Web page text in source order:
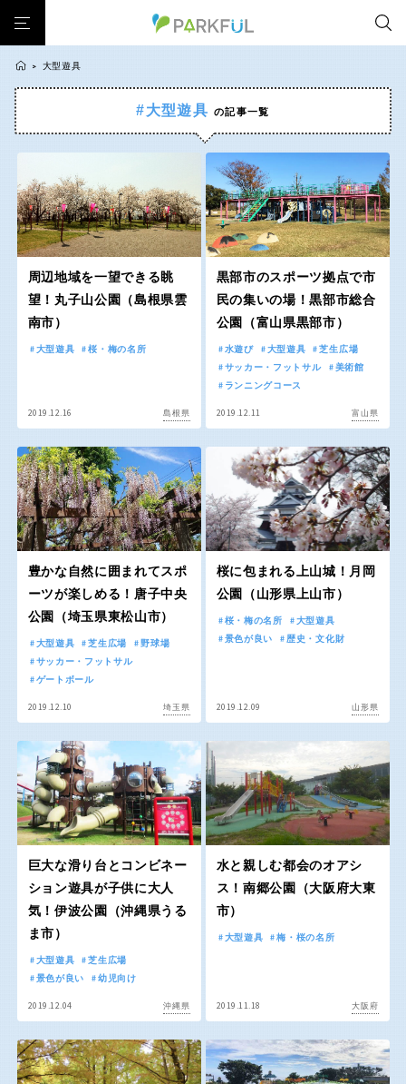
大型遊具
自然が豊か 梅・桜の名所 景色が良い 水遊び
テニスコート 野球場 紅葉の名所 バーベキュー
カフェ・レストラン サッカー・フットサル ランニングコース
動物園・ふれあい 歴史・文化財 日本庭園 紅葉の美しい公園
さくら名所100公園 屋内遊び場 アスレチックコース
バスケットボール 彫刻・アート 桜・梅の名所 コトブキ事例
洋式庭園 ローラー滑り台 植物園 夜景スポット
花の名所 プレーパーク 公園グルメ 美術館
花菖蒲 キャンプ場
バスケットゴール ふわふわドーム 健康遊具
交通公園
地域で探す
北海道 青森
岩手 宮城
秋田 山形
関東
茨城 栃木
群馬 埼玉
千葉 東京
甲信越・東海・北陸
新潟 富山
石川 福井
山梨
岐阜
幼児向け
自然が豊か 梅・桜の名所
景色が良い 水遊び
テニスコート 野球場
カフェ・レストラン サッカー・フットサル
ランニングコース 動物園・ふれあい
歴史・文化財 日本庭園
さくら名所100公園
屋内遊び場 アスレチックコース
桜・梅の名所 コトブキ事例
洋式庭園 ドッグラン
ローラー滑り台 植物園
夜景スポット Pickup
花の名所 プレーパーク
公園グルメ 美術館
花菖蒲
バスケットゴール ふわふわドーム
健康遊具 ゲートボール
スケートパーク ライトアップ
イルミネーション イベント
交通公園
地域で探す
> 大型遊具
#大型遊具 の記事一覧
周辺地域を一望できる眺
望！丸子山公園（島根県雲
南市）
大型遊具 桜・梅の名所
2019.12.16 島根県
黒部市のスポーツ拠点で市
民の集いの場！黒部市総合
公園（富山県黒部市）
水遊び 大型遊具
芝生広場
サッカー・フットサル
美術館
ランニングコース
2019.12.11 富山県
豊かな自然に囲まれてスポ
ーツが楽しめる！唐子中央
公園（埼玉県東松山市）
大型遊具 芝生広場
野球場
サッカー・フットサル
ゲートボール
2019.12.10 埼玉県
桜に包まれる上山城！月岡
公園（山形県上山市）
桜・梅の名所
大型遊具
景色が良い
歴史・文化財
2019.12.09 山形県
巨大な滑り台とコンビネー
ション遊具が子供に大人
気！伊波公園（沖縄県うる
ま市）
大型遊具
芝生広場
景色が良い
幼児向け
2019.12.04 沖縄県
水と親しむ都会のオアシ
ス！南郷公園（大阪府大東
市）
大型遊具 梅・桜の名所
2019.11.18 大阪府